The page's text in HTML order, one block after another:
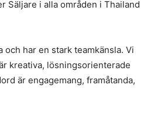
Säljare i alla områden i Thailand
har en stark teamkänsla. Vi
kreativa, lösningsorienterade
är engagemang, framåtanda,